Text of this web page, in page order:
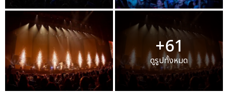
+61
ดูรูปทั้งหมด